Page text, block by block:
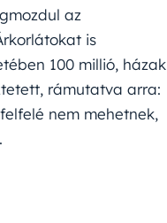
az
is
100 millió, házak
rámutatva arra:
nem mehetnek,